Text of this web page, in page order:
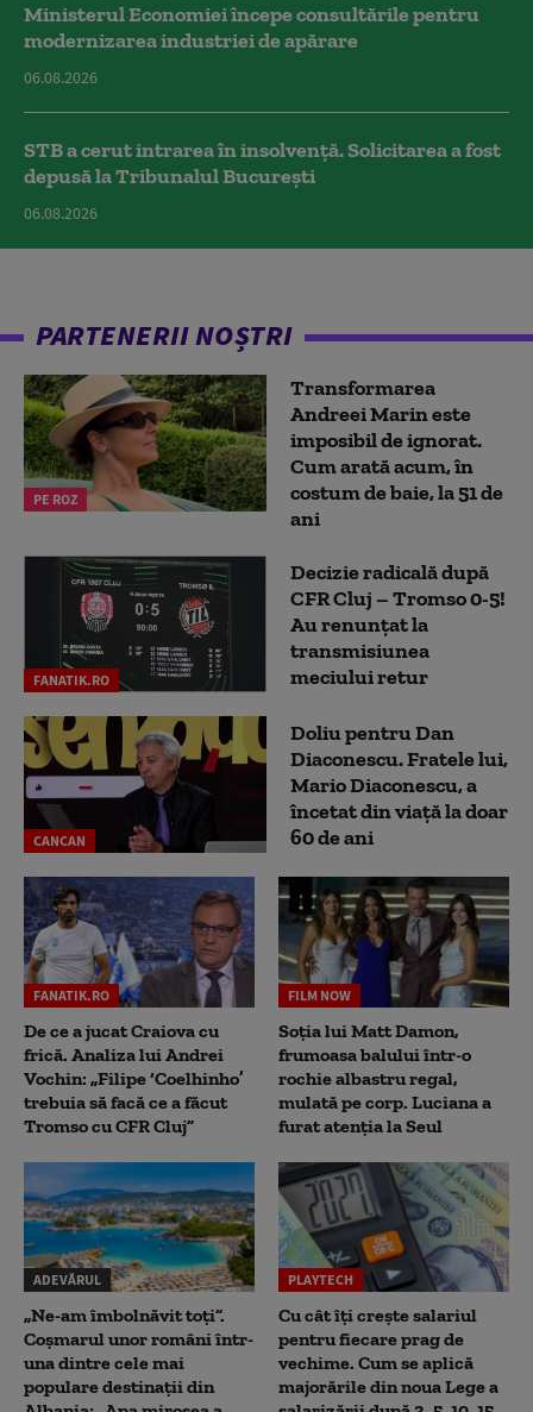
Ministerul Economiei începe consultările pentru
modernizarea industriei de apărare
06.08.2026
STB a cerut intrarea în insolvență. Solicitarea a fost
depusă la Tribunalul București
06.08.2026
PARTENERII NOȘTRI
PE ROZ
Transformarea
Andreei Marin este
imposibil de ignorat.
Cum arată acum, în
costum de baie, la 51 de
ani
FANATIK.RO
Decizie radicală după
CFR Cluj – Tromso 0-5!
Au renunțat la
transmisiunea
meciului retur
CANCAN
Doliu pentru Dan
Diaconescu. Fratele lui,
Mario Diaconescu, a
încetat din viață la doar
60 de ani
FANATIK.RO
De ce a jucat Craiova cu
frică. Analiza lui Andrei
Vochin: „Filipe ‘Coelhinho’
trebuia să facă ce a făcut
Tromso cu CFR Cluj”
FILM NOW
Soția lui Matt Damon,
frumoasa balului într-o
rochie albastru regal,
mulată pe corp. Luciana a
furat atenția la Seul
ADEVĂRUL
„Ne-am îmbolnăvit toți”.
Coșmarul unor români într-
una dintre cele mai
populare destinații din
PLAYTECH
Cu cât îți crește salariul
pentru fiecare prag de
vechime. Cum se aplică
majorările din noua Lege a